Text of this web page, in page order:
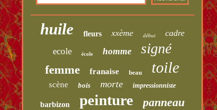
huile fleurs xxème début cadre
ecole école homme signé
femme franaise beau toile
scène bois morte impressionniste
barbizon peinture panneau